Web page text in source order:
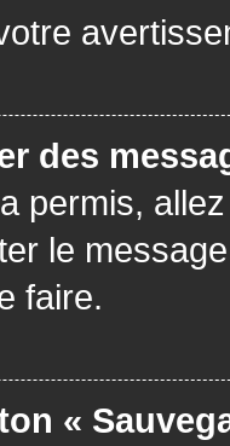
des
permis,
le
faire.
«